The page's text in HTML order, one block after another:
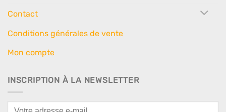
Contact
Conditions générales de vente
Mon compte
INSCRIPTION À LA NEWSLETTER